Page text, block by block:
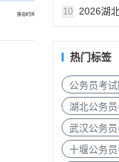
10 2026湖
热门标签
公务员考试
湖北公务员
武汉公务员
十堰公务员